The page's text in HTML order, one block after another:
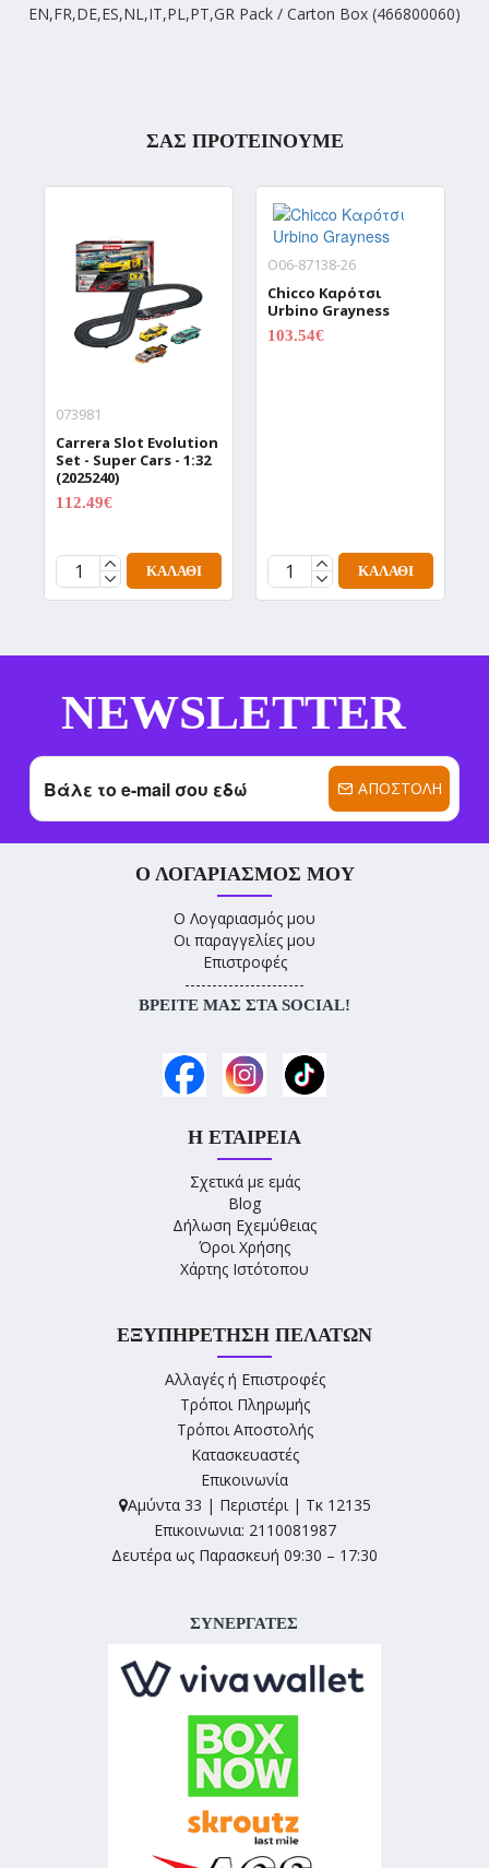
EN,FR,DE,ES,NL,IT,PL,PT,GR Pack / Carton Box (466800060)
ΣΑΣ ΠΡΟΤΕΙΝΟΥΜΕ
073981
Carrera Slot Evolution
Set - Super Cars - 1:32
(2025240)
112.49€
ΚΑΛΆΘΙ
O06-87138-26
Chicco Καρότσι
Urbino Grayness
103.54€
ΚΑΛΆΘΙ
NEWSLETTER
ΑΠΟΣΤΟΛΉ
Ο ΛΟΓΑΡΙΑΣΜΌΣ ΜΟΥ
Ο Λογαριασμός μου
Οι παραγγελίες μου
Επιστροφές
----------------------
ΒΡΕΊΤΕ ΜΑΣ ΣΤΑ SOCIAL!
Η ΕΤΑΙΡΕΊΑ
Σχετικά με εμάς
Blog
Δήλωση Εχεμύθειας
Όροι Χρήσης
Χάρτης Ιστότοπου
ΕΞΥΠΗΡΈΤΗΣΗ ΠΕΛΑΤΏΝ
Αλλαγές ή Επιστροφές
Τρόποι Πληρωμής
Τρόποι Αποστολής
Κατασκευαστές
Επικοινωνία
Αμύντα 33 | Περιστέρι | Τκ 12135
Επικοινωνια: 2110081987
Δευτέρα ως Παρασκευή 09:30 – 17:30
ΣΥΝΕΡΓΑΤΕΣ